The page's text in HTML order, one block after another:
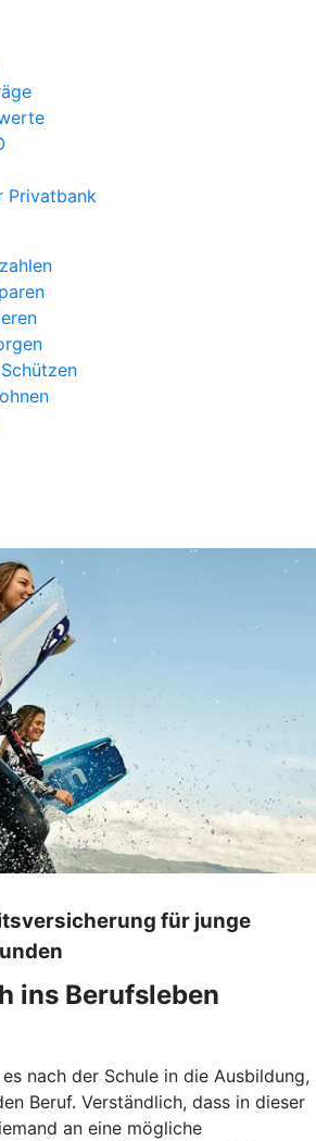
Privatbank
für junge
ins Berufsleben
nach der Schule in die Ausbildung,
Beruf. Verständlich, dass in dieser
an eine mögliche